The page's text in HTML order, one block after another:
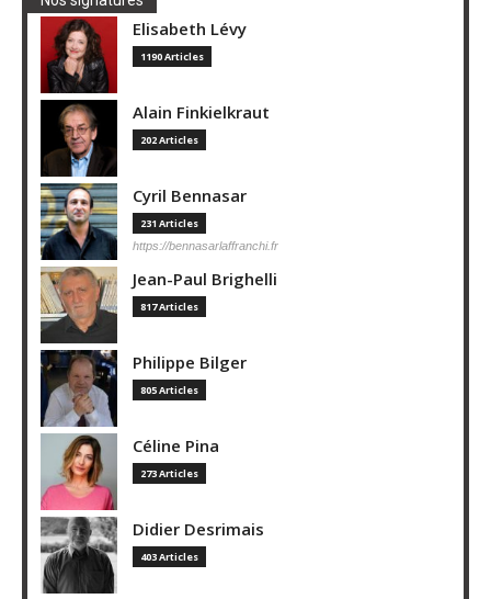
Elisabeth Lévy
1190 Articles
Alain Finkielkraut
202 Articles
Cyril Bennasar
231 Articles
https://bennasarlaffranchi.fr
Jean-Paul Brighelli
817 Articles
Philippe Bilger
805 Articles
Céline Pina
273 Articles
Didier Desrimais
403 Articles